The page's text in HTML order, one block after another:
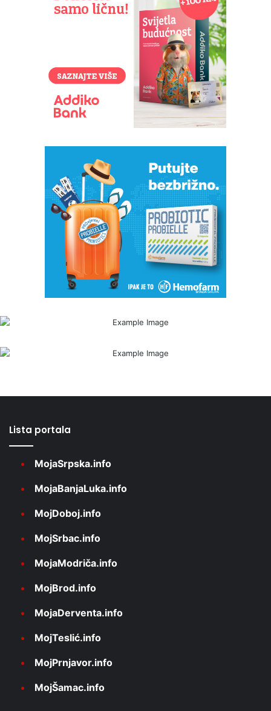
Lista portala
MojaSrpska.info
MojaBanjaLuka.info
MojDoboj.info
MojSrbac.info
MojaModriča.info
MojBrod.info
MojaDerventa.info
MojTeslić.info
MojPrnjavor.info
MojŠamac.info